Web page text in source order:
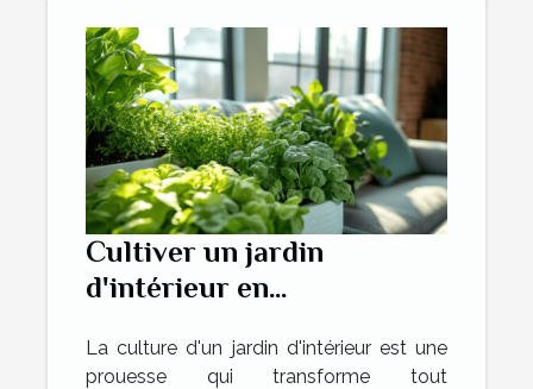
Cultiver un jardin
d'intérieur en
et plantes adaptées
La culture d'un jardin d'intérieur est une
prouesse qui transforme tout